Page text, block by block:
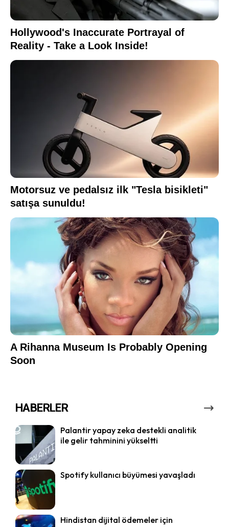
HABERLER
Palantir yapay zeka destekli analitik
ile gelir tahminini yükseltti
Spotify kullanıcı büyümesi yavaşladı
Hindistan dijital ödemeler için